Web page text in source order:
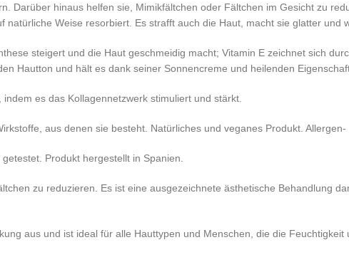
Darüber hinaus helfen sie, Mimikfältchen oder Fältchen im Gesicht zu
Weise resorbiert. Es strafft auch die Haut, macht sie glatter und
steigert und die Haut geschmeidig macht; Vitamin E zeichnet sich
Hautton und hält es dank seiner Sonnencreme und heilenden
es das Kollagennetzwerk stimuliert und stärkt.
aus denen sie besteht. Natürliches und veganes Produkt. Allergen-
Produkt hergestellt in Spanien.
zu reduzieren. Es ist eine ausgezeichnete ästhetische Behandlung
aus und ist ideal für alle Hauttypen und Menschen, die die Feuchtigkeit